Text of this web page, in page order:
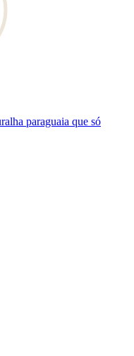
paraguaia que só